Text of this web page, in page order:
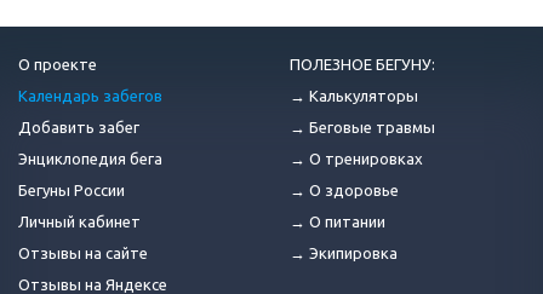
О проекте
Календарь забегов
Добавить забег
Энциклопедия бега
Бегуны России
Личный кабинет
Отзывы на сайте
Отзывы на Яндексе
ПОЛЕЗНОЕ БЕГУНУ:
→ Калькуляторы
→ Беговые травмы
→ О тренировках
→ О здоровье
→ О питании
→ Экипировка